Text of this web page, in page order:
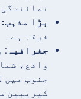
نمائندگی
بڑا مذہب:
فرقہ ہے۔
جغرافیہ :
واقع،
جنوب میں
کیریبین